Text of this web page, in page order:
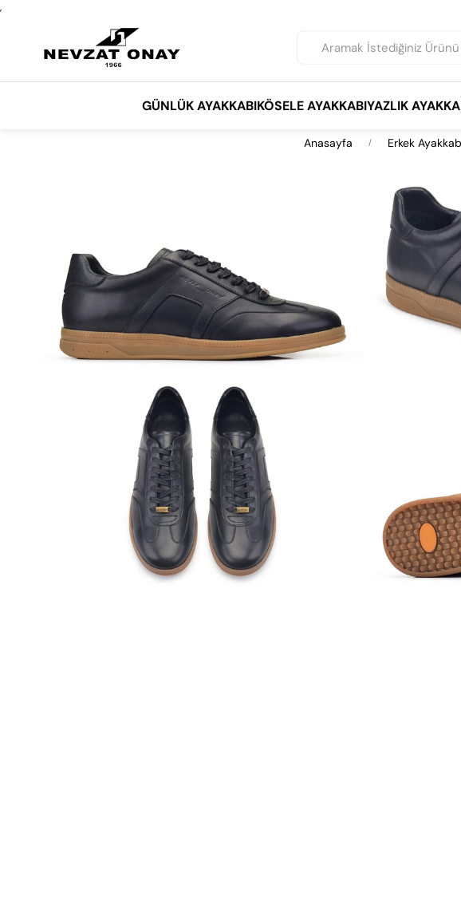
,
GÜNLÜK AYAKKABIKÖSELE AYAKKABIYAZLIK
Anasayfa Erkek